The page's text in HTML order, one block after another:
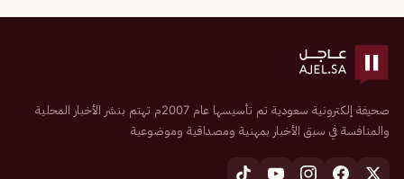
صحيفة إلكترونية سعودية تم تأسيسها عام 2007م تهتم بنشر الأخبار المحلية
والمنافسة في سبق الأخبار بمهنية ومصداقية وموضوعية